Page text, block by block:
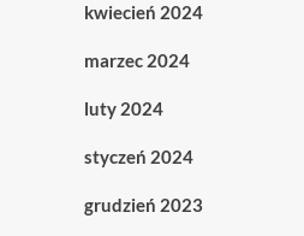
kwiecień 2024
marzec 2024
luty 2024
styczeń 2024
grudzień 2023